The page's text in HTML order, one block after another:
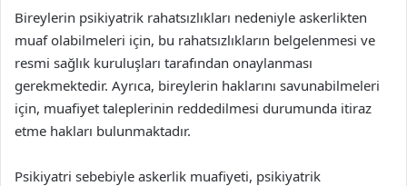
Bireylerin psikiyatrik rahatsızlıkları nedeniyle askerlikten
muaf olabilmeleri için, bu rahatsızlıkların belgelenmesi ve
resmi sağlık kuruluşları tarafından onaylanması
gerekmektedir. Ayrıca, bireylerin haklarını savunabilmeleri
için, muafiyet taleplerinin reddedilmesi durumunda itiraz
etme hakları bulunmaktadır.
Psikiyatri sebebiyle askerlik muafiyeti, psikiyatrik